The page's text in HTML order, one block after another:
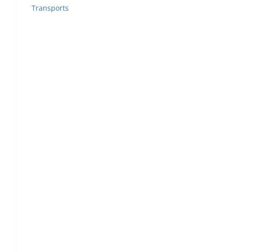
Transports